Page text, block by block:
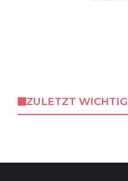
ZULETZT WICHTIG